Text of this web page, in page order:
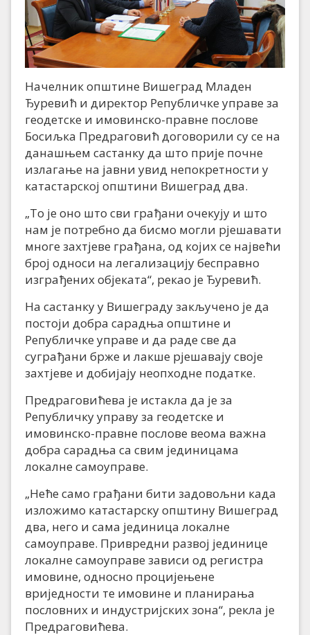
Начелник општине Вишеград Младен
Ђуревић и директор Републичке управе за
геодетске и имовинско-правне послове
Босиљка Предраговић договорили су се на
данашњем састанку да што прије почне
излагање на јавни увид непокретности у
катастарској општини Вишеград два.
„То је оно што сви грађани очекују и што
нам је потребно да бисмо могли рјешавати
многе захтјеве грађана, од којих се највећи
број односи на легализацију бесправно
изграђених објеката“, рекао је Ђуревић.
На састанку у Вишеграду закључено је да
постоји добра сарадња општине и
Републичке управе и да раде све да
суграђани брже и лакше рјешавају своје
захтјеве и добијају неопходне податке.
Предраговићева је истакла да је за
Републичку управу за геодетске и
имовинско-правне послове веома важна
добра сарадња са свим јединицама
локалне самоуправе.
„Неће само грађани бити задовољни када
изложимо катастарску општину Вишеград
два, него и сама јединица локалне
самоуправе. Привредни развој јединице
локалне самоуправе зависи од регистра
имовине, односно процијењене
вриједности те имовине и планирања
пословних и индустријских зона“, рекла је
Предраговићева.